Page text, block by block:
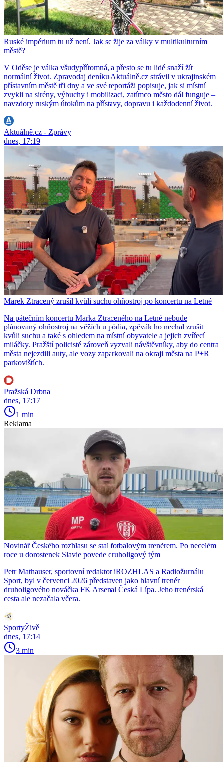
Ruské impérium tu už není. Jak se žije za války v multikulturním
městě?
V Oděse je válka všudypřítomná, a přesto se tu lidé snaží žít
normální život. Zpravodaj deníku Aktuálně.cz strávil v ukrajinském
přístavním městě tři dny a ve své reportáži popisuje, jak si místní
zvykli na sirény, výbuchy i mobilizaci, zatímco město dál funguje –
navzdory ruským útokům na přístavy, dopravu i každodenní život.
Aktuálně.cz - Zprávy
dnes, 17:19
Marek Ztracený zrušil kvůli suchu ohňostroj po koncertu na Letné
Na pátečním koncertu Marka Ztraceného na Letné nebude
plánovaný ohňostroj na věžích u pódia, zpěvák ho nechal zrušit
kvůli suchu a také s ohledem na místní obyvatele a jejich zvířecí
miláčky. Pražští policisté zároveň vyzvali návštěvníky, aby do centra
města nejezdili auty, ale vozy zaparkovali na okraji města na P+R
parkovištích.
Pražská Drbna
dnes, 17:17
1 min
Reklama
Novinář Českého rozhlasu se stal fotbalovým trenérem. Po necelém
roce u dorostenek Slavie povede druholigový tým
Petr Mathauser, sportovní redaktor iROZHLAS a Radiožurnálu
Sport, byl v červenci 2026 představen jako hlavní trenér
druholigového nováčka FK Arsenal Česká Lípa. Jeho trenérská
cesta ale nezačala včera.
SportyŽivě
dnes, 17:14
3 min